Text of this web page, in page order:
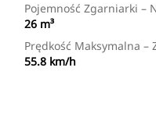
Pojemność Zgarniarki –
26 m³
Prędkość Maksymalna –
55.8 km/h